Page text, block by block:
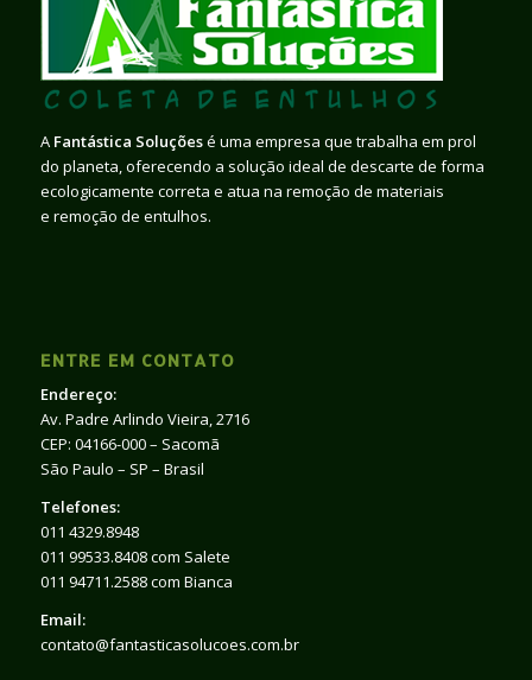
A Fantástica Soluçõesé uma empresa que trabalha em prol
do planeta, oferecendo a solução ideal de descarte de forma
ecologicamente correta e atua na remoção de materiais
e remoção de entulhos.
ENTRE EM CONTATO
Endereço:
Av. Padre Arlindo Vieira, 2716
CEP: 04166-000 – Sacomã
São Paulo – SP – Brasil
Telefones:
011 4329.8948
011 99533.8408 com Salete
011 94711.2588 com Bianca
Email:
contato@fantasticasolucoes.com.br